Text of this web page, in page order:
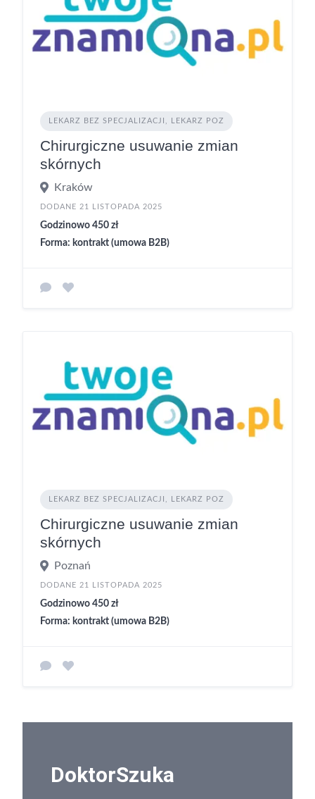
LEKARZ BEZ SPECJALIZACJI, LEKARZ POZ
Chirurgiczne usuwanie zmian
skórnych
Kraków
DODANE 21 LISTOPADA 2025
Godzinowo 450 zł
Forma: kontrakt (umowa B2B)
LEKARZ BEZ SPECJALIZACJI, LEKARZ POZ
Chirurgiczne usuwanie zmian
skórnych
Poznań
DODANE 21 LISTOPADA 2025
Godzinowo 450 zł
Forma: kontrakt (umowa B2B)
DoktorSzuka